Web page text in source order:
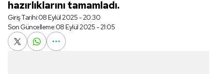
hazırlıklarını tamamladı.
Giriş Tarihi:08 Eylül 2025 - 20:30
Son Güncelleme:08 Eylül 2025 - 21:05